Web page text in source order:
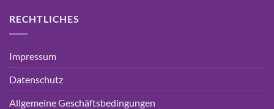
RECHTLICHES
Impressum
Datenschutz
Allgemeine Geschäftsbedingungen